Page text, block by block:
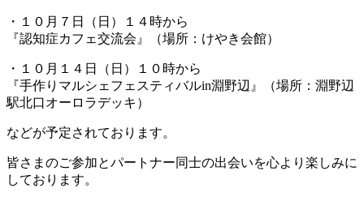
・１０月７日（日）１４時から
『認知症カフェ交流会』（場所：けやき会館）
・１０月１４日（日）１０時から
『手作りマルシェフェスティバルin淵野辺』（場所：淵野辺
駅北口オーロラデッキ）
などが予定されております。
皆さまのご参加とパートナー同士の出会いを心より楽しみに
しております。